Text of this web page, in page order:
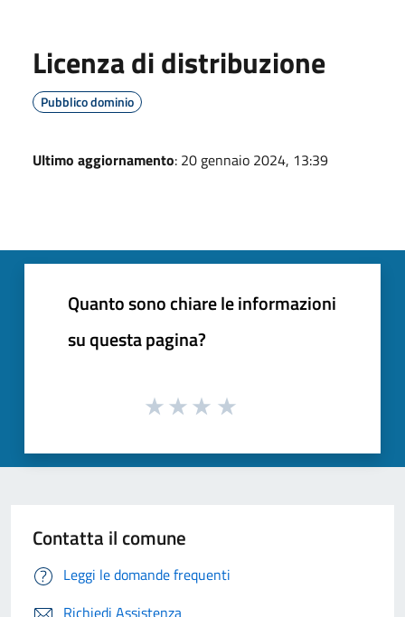
Licenza di distribuzione
Pubblico dominio
Ultimo aggiornamento: 20 gennaio 2024, 13:39
Quanto sono chiare le informazioni
su questa pagina?
Contatta il comune
Leggi le domande frequenti